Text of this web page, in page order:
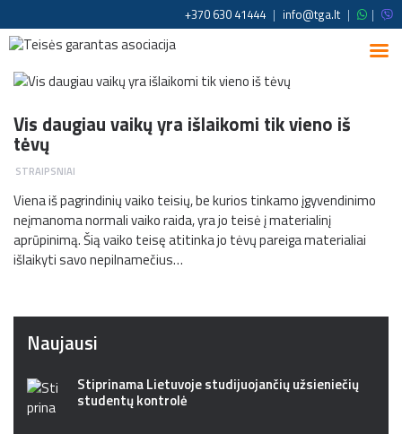
+370 630 41444 | info@tga.lt | |
Vis daugiau vaikų yra išlaikomi tik vieno iš
tėvų
STRAIPSNIAI
Viena iš pagrindinių vaiko teisių, be kurios tinkamo įgyvendinimo
neįmanoma normali vaiko raida, yra jo teisė į materialinį
aprūpinimą. Šią vaiko teisę atitinka jo tėvų pareiga materialiai
išlaikyti savo nepilnamečius…
Naujausi
Stiprinama Lietuvoje studijuojančių užsieniečių
studentų kontrolė